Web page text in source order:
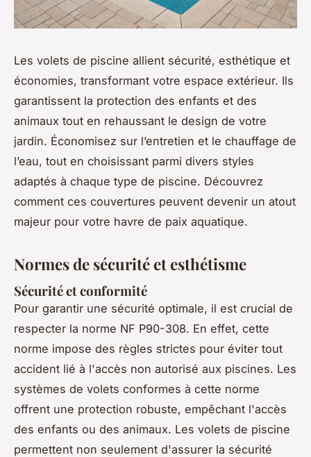
Les volets de piscine allient sécurité, esthétique et
économies, transformant votre espace extérieur. Ils
garantissent la protection des enfants et des
animaux tout en rehaussant le design de votre
jardin. Économisez sur l’entretien et le chauffage de
l’eau, tout en choisissant parmi divers styles
adaptés à chaque type de piscine. Découvrez
comment ces couvertures peuvent devenir un atout
majeur pour votre havre de paix aquatique.
Normes de sécurité et esthétisme
Sécurité et conformité
Pour garantir une sécurité optimale, il est crucial de
respecter la norme NF P90-308. En effet, cette
norme impose des règles strictes pour éviter tout
accident lié à l'accès non autorisé aux piscines. Les
systèmes de volets conformes à cette norme
offrent une protection robuste, empêchant l'accès
des enfants ou des animaux. Les volets de piscine
permettent non seulement d'assurer la sécurité